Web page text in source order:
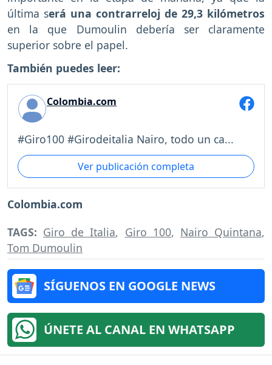
última será una contrarreloj de 29,3 kilómetros
en la que Dumoulin debería ser claramente
superior sobre el papel.
También puedes leer:
Colombia.com
#Giro100 #Girodeitalia Nairo, todo un ca...
Ver publicación completa
Colombia.com
TAGS: Giro de Italia, Giro 100, Nairo Quintana,
Tom Dumoulin
SÍGUENOS EN GOOGLE NEWS
ÚNETE AL CANAL EN WHATSAPP